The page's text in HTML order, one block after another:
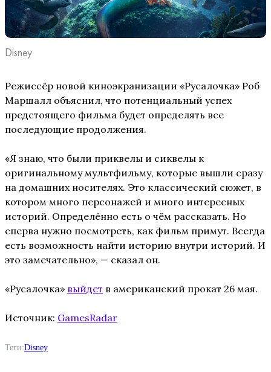
Disney
Режиссёр новой киноэкранизации «Русалочка» Роб
Маршалл объяснил, что потенциальный успех
предстоящего фильма будет определять все
последующие продолжения.
«Я знаю, что были приквелы и сиквелы к
оригинальному мультфильму, которые вышли сразу
на домашних носителях. Это классический сюжет, в
котором много персонажей и много интересных
историй. Определённо есть о чём рассказать. Но
сперва нужно посмотреть, как фильм примут. Всегда
есть возможность найти историю внутри историй. И
это замечательно», — сказал он.
«Русалочка» выйдет в американский прокат 26 мая.
Источник: GamesRadar
Теги:Disney